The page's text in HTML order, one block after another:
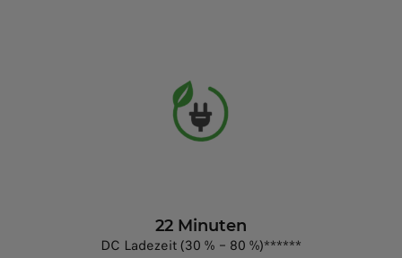
22 Minuten
DC Ladezeit (30 % – 80 %)******